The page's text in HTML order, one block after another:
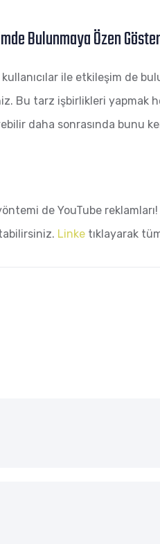
Bulunmaya Özen
kullanıcılar ile etkileşim de
Bu tarz işbirlikleri yapmak
daha sonrasında bunu
de YouTube
Linke tıklayarak